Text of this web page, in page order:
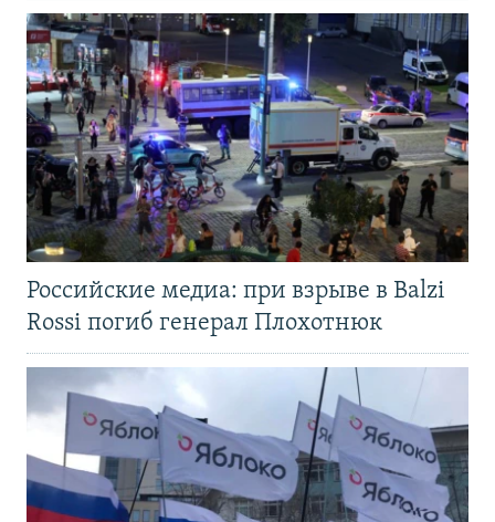
Российские медиа: при взрыве в Balzi
Rossi погиб генерал Плохотнюк